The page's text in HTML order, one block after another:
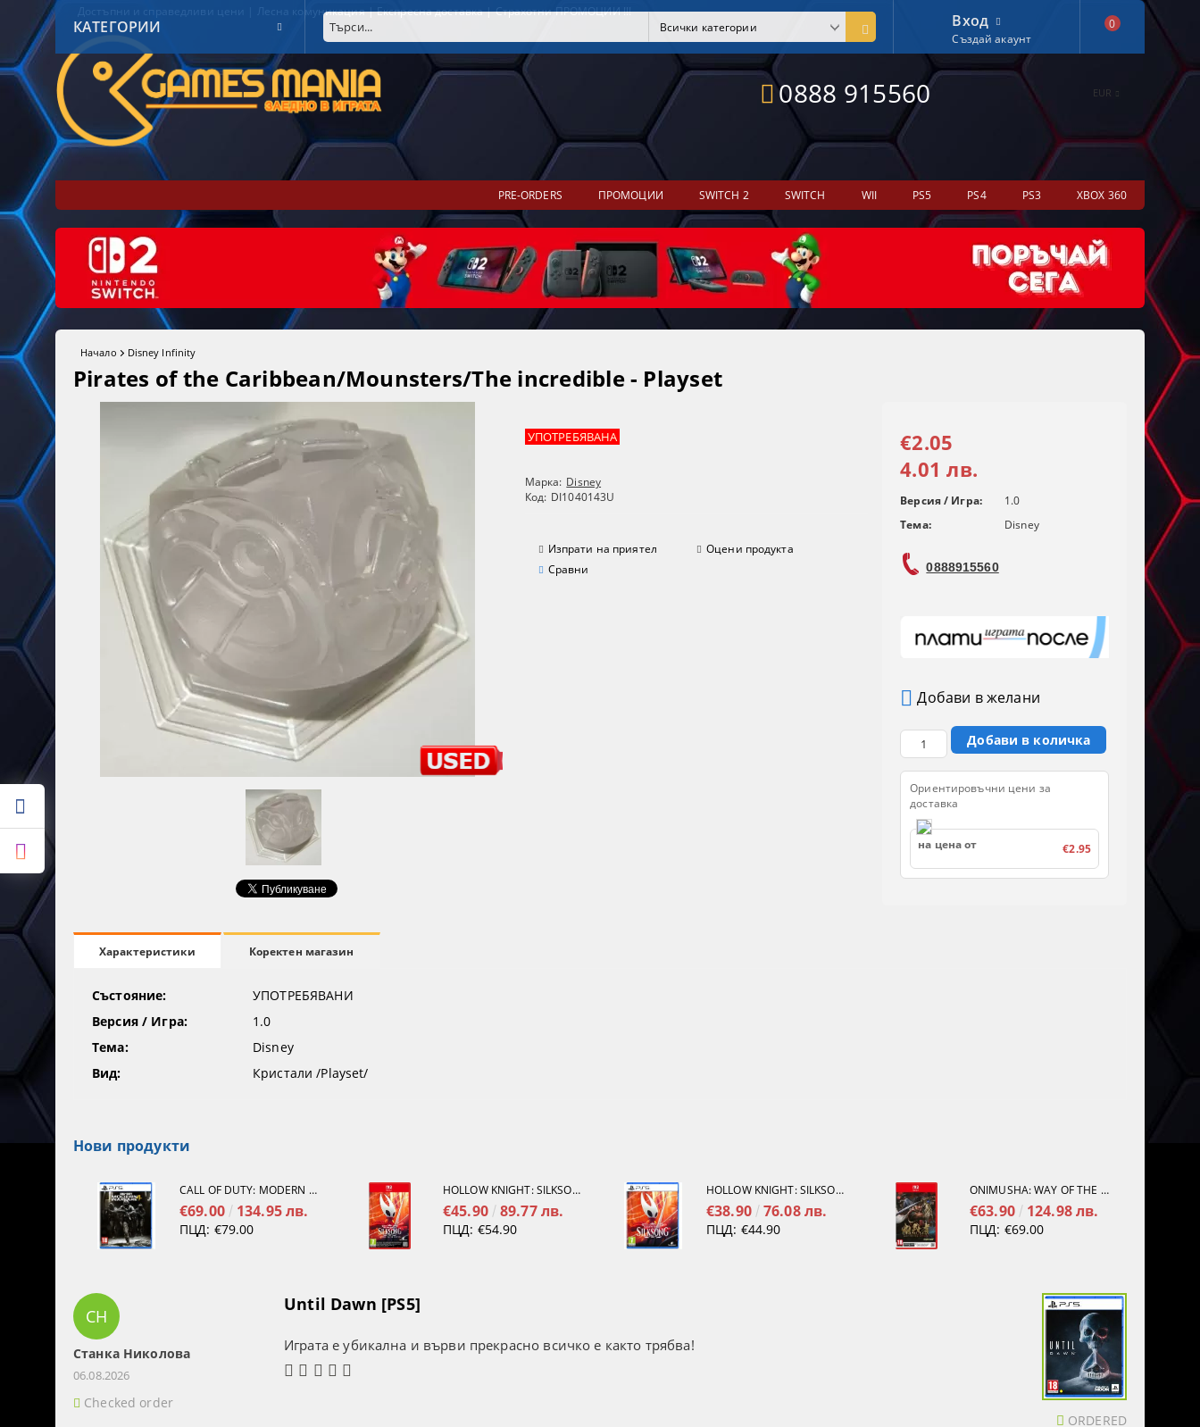
Достъпни и справедливи цени | Лесна комуникация | Експресна доставка | Страхотни ПРОМОЦИИ !!!
0888 915560 EUR
КАТЕГОРИИ Вход
Създай акаунт
0
PRE-ORDERS ПРОМОЦИИ SWITCH 2 SWITCH WII PS5 PS4 PS3 XBOX 360
Начало Disney Infinity
Pirates of the Caribbean/Mounsters/The incredible - Playset
УПОТРЕБЯВАНА
Марка: Disney
Код: DI1040143U
Изпрати на приятел
Оцени продукта
Сравни
€2.05
4.01 лв.
Версия / Игра:
1.0
Тема:
Disney
0888915560
Добави в желани
Ориентировъчни цени за
доставка
на цена от €2.95
Характеристики Коректен магазин
Състояние:
УПОТРЕБЯВАНИ
Версия / Игра:
1.0
Тема:
Disney
Вид:
Кристали /Playset/
Нови продукти
CALL OF DUTY: MODERN WARFARE 4[PS5]
€69.00 134.95 лв.
ПЦД: €79.00
HOLLOW KNIGHT: SILKSONG [NINTENDO SWITCH 2]
€45.90 89.77 лв.
ПЦД: €54.90
HOLLOW KNIGHT: SILKSONG [PS5]
€38.90 76.08 лв.
ПЦД: €44.90
ONIMUSHA: WAY OF THE SWORD [NINTENDO SWITCH 2]
€63.90 124.98 лв.
ПЦД: €69.00
СН
Станка Николова
06.08.2026
Checked order
Until Dawn [PS5]
Играта е убикална и върви прекрасно всичко е както трябва!
ORDERED